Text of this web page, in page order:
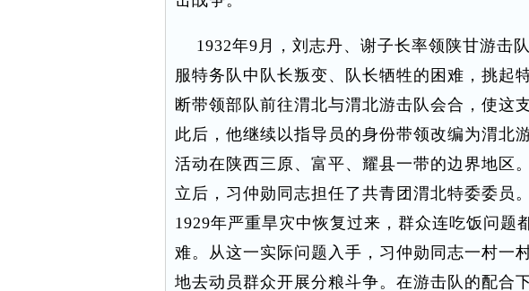
1932年9月，刘志丹、谢子长率领陕甘游击
服特务队中队长叛变、队长牺牲的困难，挑起
断带领部队前往渭北与渭北游击队会合，使这
此后，他继续以指导员的身份带领改编为渭北
活动在陕西三原、富平、耀县一带的边界地区
立后，习仲勋同志担任了共青团渭北特委委员
1929年严重旱灾中恢复过来，群众连吃饭问题
难。从这一实际问题入手，习仲勋同志一村一
地去动员群众开展分粮斗争。在游击队的配合